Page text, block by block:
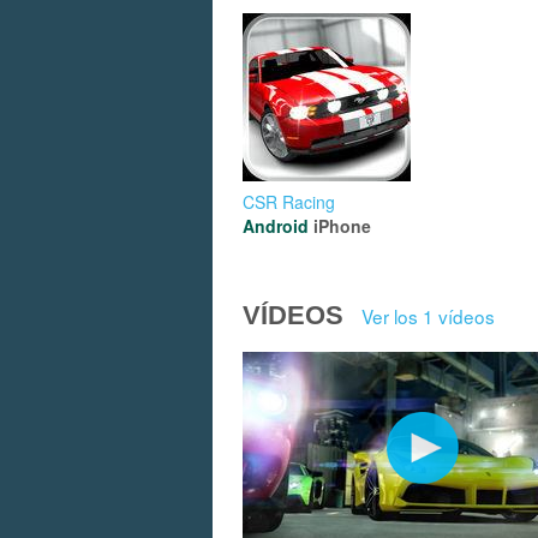
CSR Racing
Android iPhone
VÍDEOS Ver los 1 vídeos